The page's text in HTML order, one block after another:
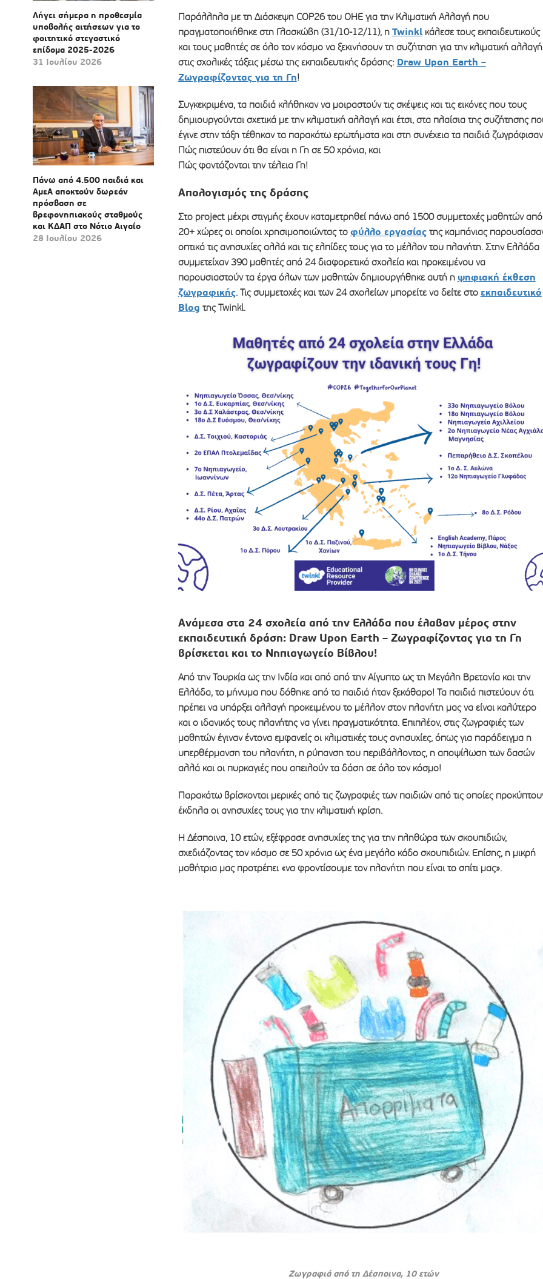
Λήγει σήμερα η προθεσμία
υποβολής αιτήσεων για το
φοιτητικό στεγαστικό
επίδομα 2025-2026
31 Ιουλίου 2026
Πάνω από 4.500 παιδιά και
ΑμεΑ αποκτούν δωρεάν
πρόσβαση σε
βρεφονηπιακούς σταθμούς
και ΚΔΑΠ στο Νότιο Αιγαίο
28 Ιουλίου 2026
Παράλληλα με τη Διάσκεψη COP26 του ΟΗΕ για την Κλιματική Αλλαγή που
πραγματοποιήθηκε στη Γλασκώβη (31/10-12/11), η Twinklκάλεσε τους εκπαιδευτικούς
και τους μαθητές σε όλο τον κόσμο να ξεκινήσουν τη συζήτηση για την κλιματική αλλαγή
στις σχολικές τάξεις μέσω της εκπαιδευτικής δράσης: Draw Upon Earth –
Ζωγραφίζοντας για τη Γη!
Συγκεκριμένα, τα παιδιά κλήθηκαν να μοιραστούν τις σκέψεις και τις εικόνες που τους
δημιουργούνται σχετικά με την κλιματική αλλαγή και έτσι, στα πλαίσια της συζήτησης
έγινε στην τάξη τέθηκαν τα παρακάτω ερωτήματα και στη συνέχεια τα παιδιά
Πώς πιστεύουν ότι θα είναι η Γη σε 50 χρόνια, και
Πώς φαντάζονται την τέλεια Γη!
Απολογισμός της δράσης
Στο project μέχρι στιγμής έχουν καταμετρηθεί πάνω από 1500 συμμετοχές μαθητών από
20+ χώρες οι οποίοι χρησιμοποιώντας το φύλλο εργασίαςτης καμπάνιας
οπτικά τις ανησυχίες αλλά και τις ελπίδες τους για το μέλλον του πλανήτη. Στην Ελλάδα
συμμετείχαν 390 μαθητές από 24 διαφορετικά σχολεία και προκειμένου να
παρουσιαστούν τα έργα όλων των μαθητών δημιουργήθηκε αυτή η ψηφιακή έκθεση
ζωγραφικής. Τις συμμετοχές και των 24 σχολείων μπορείτε να δείτε στο εκπαιδευτικό
Blog της Twinkl.
Ανάμεσα στα 24 σχολεία από την Ελλάδα που έλαβαν μέρος στην
εκπαιδευτική δράση: Draw Upon Earth – Ζωγραφίζοντας για τη Γη
βρίσκεται και το Νηπιαγωγείο Βίβλου!
Από την Τουρκία ως την Ινδία και από από την Αίγυπτο ως τη Μεγάλη Βρετανία και την
Ελλάδα, το μήνυμα που δόθηκε από τα παιδιά ήταν ξεκάθαρο! Τα παιδιά πιστεύουν ότι
πρέπει να υπάρξει αλλαγή προκειμένου το μέλλον στον πλανήτη μας να είναι καλύτερο
και ο ιδανικός τους πλανήτης να γίνει πραγματικότητα. Επιπλέον, στις ζωγραφιές των
μαθητών έγιναν έντονα εμφανείς οι κλιματικές τους ανησυχίες, όπως για παράδειγμα η
υπερθέρμανση του πλανήτη, η ρύπανση του περιβάλλοντος, η αποψίλωση των δασών
αλλά και οι πυρκαγιές που απειλούν τα δάση σε όλο τον κόσμο!
Παρακάτω βρίσκονται μερικές από τις ζωγραφιές των παιδιών από τις οποίες
έκδηλα οι ανησυχίες τους για την κλιματική κρίση.
Η Δέσποινα, 10 ετών, εξέφρασε ανησυχίες της για την πληθώρα των σκουπιδιών,
σχεδιάζοντας τον κόσμο σε 50 χρόνια ως ένα μεγάλο κάδο σκουπιδιών. Επίσης, η μικρή
μαθήτρια μας προτρέπει «να φροντίσουμε τον πλανήτη που είναι το σπίτι μας».
Ζωγραφιά από τη Δέσποινα, 10 ετών